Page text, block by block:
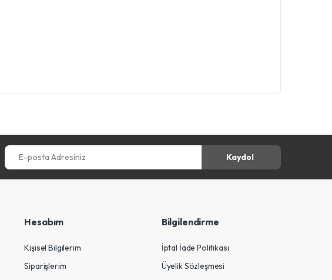
E-posta Adresiniz
Kaydol
Hesabım
Kişisel Bilgilerim
Siparişlerim
Bilgilendirme
İptal İade Politikası
Üyelik Sözleşmesi